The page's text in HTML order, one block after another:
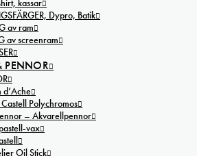
kassar
Dypro, Batik
av ram
av screenram
PENNOR
d’Ache
Polychromos
– Akvarellpennor
vax
Oil Stick